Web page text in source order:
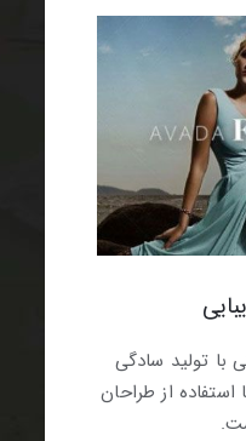
با تولید سادگی
از طراحان